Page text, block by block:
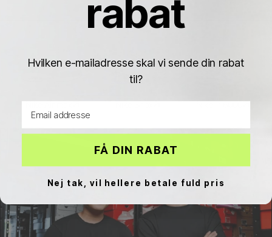
Nike Air max Nike Shox Nike P-6000
rabat
Hvilken e-mailadresse skal vi sende din rabat
til?
FÅ DIN RABAT
Nej tak, vil hellere betale fuld pris